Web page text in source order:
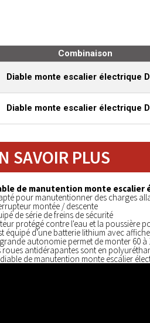
Combinaison
Diable monte escalier électrique
Diable monte escalier électrique
SAVOIR PLUS
de manutention monte escalier
pour manutentionner des charges
montée / descente
de série de freins de sécurité
protégé contre l'eau et la poussière
équipé d'une batterie lithium avec
autonomie permet de monter 60
roues antidérapantes sont en
de manutention monte escalier